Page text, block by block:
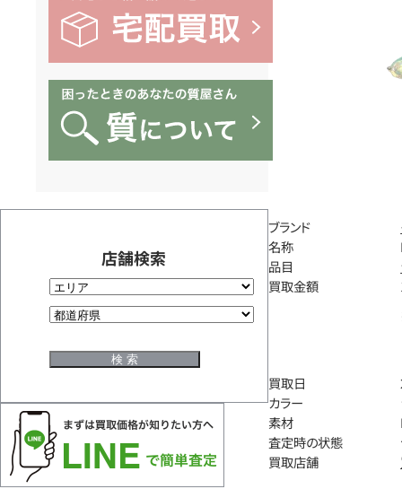
店舗検索
ブランド
名称
品目
買取金額
買取日
カラー
素材
査定時の状態
買取店舗